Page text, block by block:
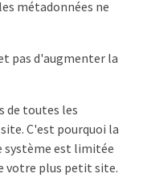
métadonnées ne
pas d'augmenter la
de toutes les
C'est pourquoi la
système est limitée
votre plus petit site.